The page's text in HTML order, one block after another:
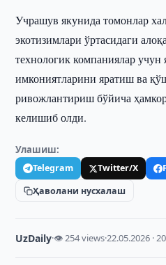
Учрашув якунида томонлар
экотизимлари ўртасидаги
технологик компаниялар учун
имкониятларини яратиш ва
ривожлантириш бўйича
келишиб олди.
Улашиш:
Telegram Twitter/X
Ҳаволани нусхалаш
UzDaily·👁 254 views·22.05.2026 ·